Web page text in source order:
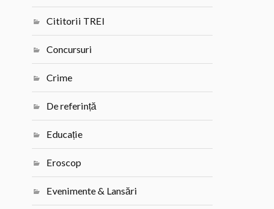
Cititorii TREI
Concursuri
Crime
De referință
Educație
Eroscop
Evenimente & Lansări